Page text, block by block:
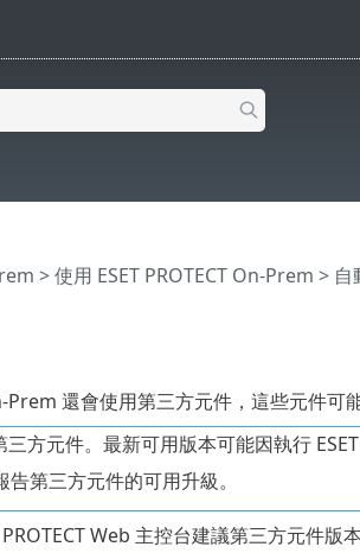
>使用 ESET PROTECT On-Prem > 自
Prem 還會使用第三方元件，這些元件可
方元件。最新可用版本可能因執行 ESET
告第三方元件的可用升級。
Web 主控台建議第三方元件版